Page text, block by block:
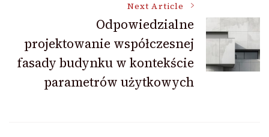
Next Article
Odpowiedzialne
projektowanie współczesnej
fasady budynku w kontekście
parametrów użytkowych